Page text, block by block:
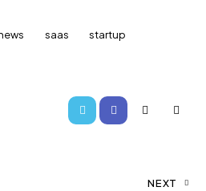
saas startup
NEXT